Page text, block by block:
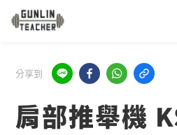
分享到
肩部推舉機